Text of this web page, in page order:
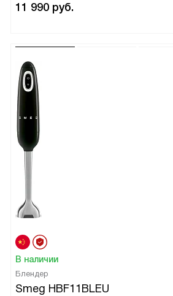
11 990 руб.
В наличии
Блендер
Smeg HBF11BLEU